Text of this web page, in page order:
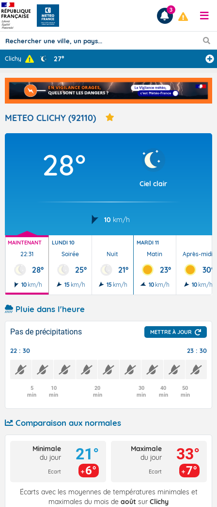
Prévisions
TOUS LES RÉSULTATS
Articles
3
Clichy 27°
METEO CLICHY (92110)
28°
Ciel clair
10 km/h
MAINTENANT
22:31
28°
10 km/h
LUNDI 10
Soirée
25°
15 km/h
Nuit
21°
15 km/h
MARDI 11
Matin
23°
10 km/h
Après-midi
30°
10 km/h
Pluie dans l'heure
Pas de précipitations METTRE À JOUR
22 : 30 23 : 30
5
min
10
min
20
min
30
min
40
min
50
min
Comparaison aux normales
Minimale
du jour
Ecart
21°
6°
Maximale
du jour
Ecart
33°
7°
Écarts avec les moyennes de températures minimales et
maximales du mois de août sur Clichy